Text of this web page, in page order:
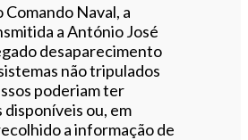
Naval, a
a António José
desaparecimento
não tripulados
poderiam ter
ou, em
a informação de